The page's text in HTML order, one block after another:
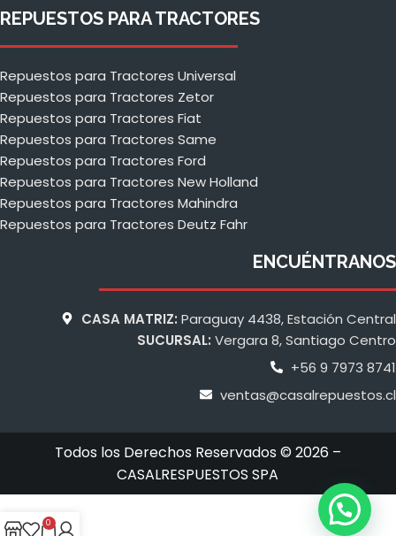
REPUESTOS PARA TRACTORES
Repuestos para Tractores Universal
Repuestos para Tractores Zetor
Repuestos para Tractores Fiat
Repuestos para Tractores Same
Repuestos para Tractores Ford
Repuestos para Tractores New Holland
Repuestos para Tractores Mahindra
Repuestos para Tractores Deutz Fahr
ENCUÉNTRANOS
CASA MATRIZ: Paraguay 4438, Estación Central
SUCURSAL: Vergara 8, Santiago Centro
+56 9 7973 8741
ventas@casalrepuestos.cl
Todos los Derechos Reservados © 2026 –
CASALRESPUESTOS SPA
0